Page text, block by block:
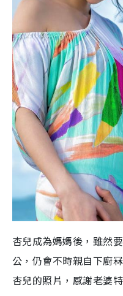
杏兒成為媽媽後，雖然
公，仍會不時親自下廚
杏兒的照片，感謝老婆